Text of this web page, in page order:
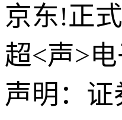
京东!正
超<声>
声明：